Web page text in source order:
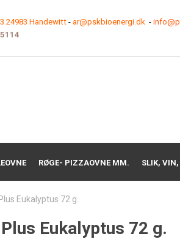
24983 Handewitt- ar@pskbioenergi.dk-
4
RØGE- PIZZAOVNE MM. SLIK,
Eukalyptus 72 g.
Eukalyptus 72 g.